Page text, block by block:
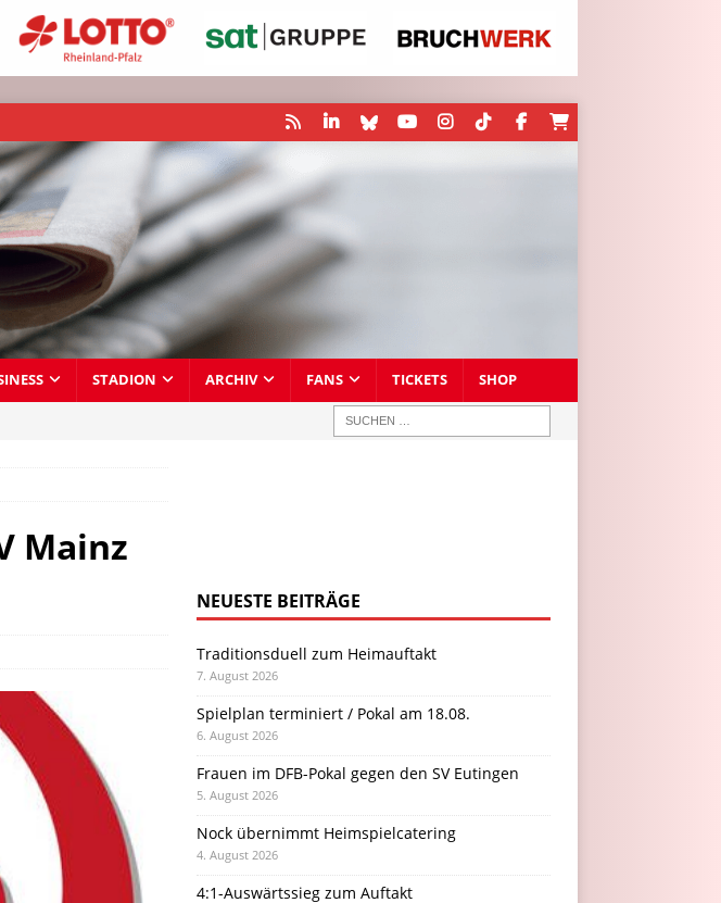
STADION ARCHIV FANS TICKETS SHOP
Mainz
NEUESTE BEITRÄGE
Traditionsduell zum Heimauftakt
7. August 2026
Spielplan terminiert / Pokal am 18.08.
6. August 2026
Frauen im DFB-Pokal gegen den SV Eutingen
5. August 2026
Nock übernimmt Heimspielcatering
4. August 2026
4:1-Auswärtssieg zum Auftakt